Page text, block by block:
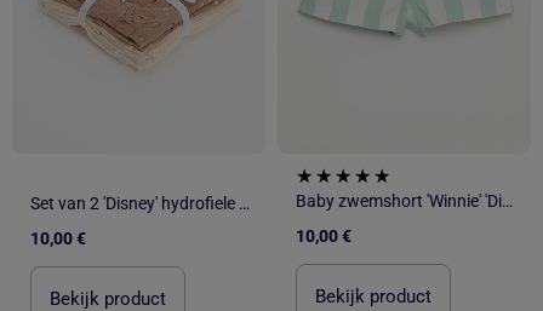
Set van 2 'Disney' hydrofiele doeken
10,00 €
Bekijk product
Baby zwemshort 'Winnie' 'Disney'
10,00 €
Bekijk product